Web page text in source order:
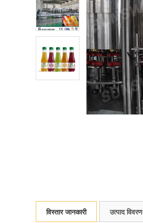
विस्तार जानकारी उत्पाद विवरण